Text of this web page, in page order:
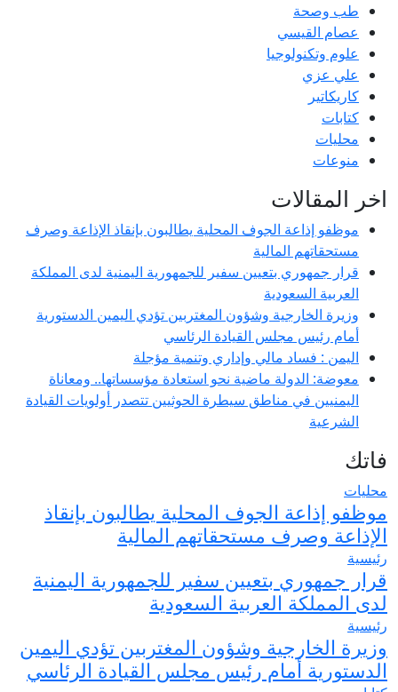
طب وصحة
عصام القيسي
علوم وتكنولوجيا
علي عزي
كاريكاتير
كتابات
محليات
منوعات
اخر المقالات
موظفو إذاعة الجوف المحلية يطالبون بإنقاذ الإذاعة وصرف
مستحقاتهم المالية
قرار جمهوري بتعيين سفير للجمهورية اليمنية لدى المملكة
العربية السعودية
وزيرة الخارجية وشؤون المغتربين تؤدي اليمين الدستورية
أمام رئيس مجلس القيادة الرئاسي
اليمن : فساد مالي وإداري وتنمية مؤجلة
معوضة: الدولة ماضية نحو استعادة مؤسساتها.. ومعاناة
اليمنيين في مناطق سيطرة الحوثيين تتصدر أولويات القيادة
الشرعية
فاتك
محليات
موظفو إذاعة الجوف المحلية يطالبون بإنقاذ
الإذاعة وصرف مستحقاتهم المالية
رئيسية
قرار جمهوري بتعيين سفير للجمهورية اليمنية
لدى المملكة العربية السعودية
رئيسية
وزيرة الخارجية وشؤون المغتربين تؤدي اليمين
الدستورية أمام رئيس مجلس القيادة الرئاسي